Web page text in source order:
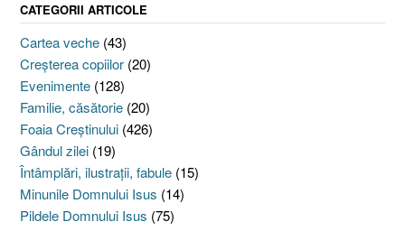
CATEGORII ARTICOLE
Cartea veche (43)
Creşterea copiilor (20)
Evenimente (128)
Familie, căsătorie (20)
Foaia Creştinului (426)
Gândul zilei (19)
Întâmplări, ilustraţii, fabule (15)
Minunile Domnului Isus (14)
Pildele Domnului Isus (75)